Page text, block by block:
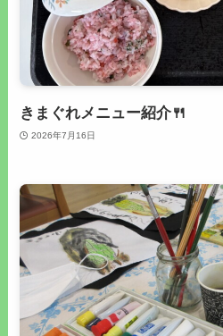
きまぐれメニュー紹介🍴
2026年7月16日